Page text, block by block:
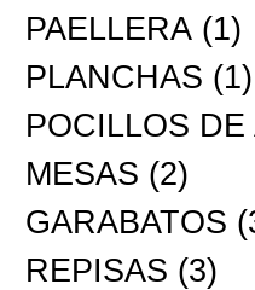
PAELLERA (1)
PLANCHAS (1)
POCILLOS
MESAS (2)
GARABATOS
REPISAS (3)